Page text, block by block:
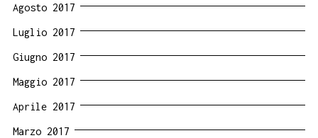
Agosto 2017
Luglio 2017
Giugno 2017
Maggio 2017
Aprile 2017
Marzo 2017